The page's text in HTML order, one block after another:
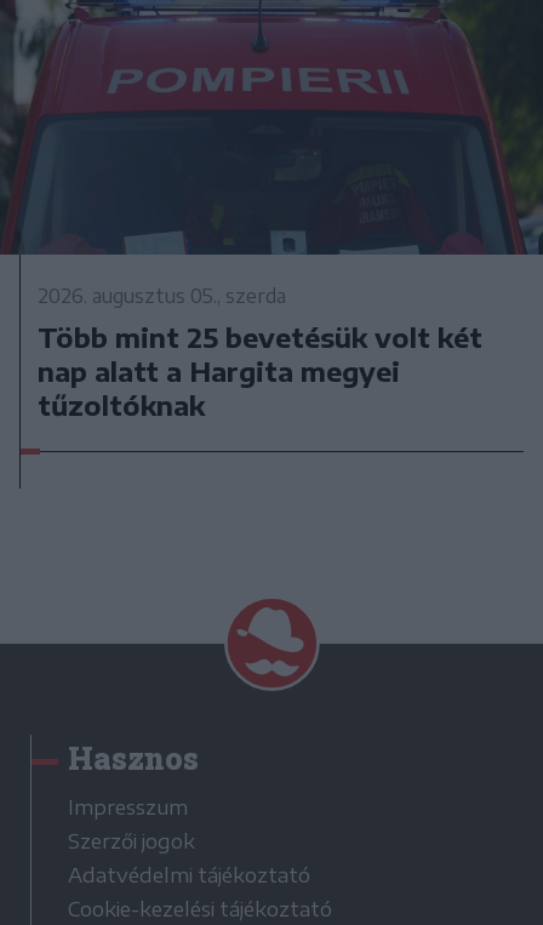
2026. augusztus 05., szerda
Több mint 25 bevetésük volt két
nap alatt a Hargita megyei
tűzoltóknak
Hasznos
Impresszum
Szerzői jogok
Adatvédelmi tájékoztató
Cookie-kezelési tájékoztató